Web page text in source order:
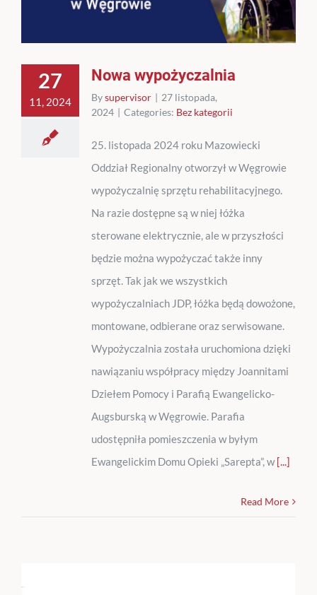
27
11, 2024
Nowa wypożyczalnia
Bysupervisor | 27 listopada,
2024 | Categories: Bez kategorii
25. listopada 2024 roku Mazowiecki
Oddział Regionalny otworzył w Węgrowie
wypożyczalnię sprzętu rehabilitacyjnego.
Na razie dostępne są w niej łóżka
sterowane elektrycznie, ale w przyszłości
będzie można wypożyczać także inny
sprzęt. Tak jak we wszystkich
wypożyczalniach JDP, łóżka będą dowożone,
montowane, odbierane oraz serwisowane.
Wypożyczalnia została uruchomiona dzięki
nawiązaniu współpracy między Joannitami
Dziełem Pomocy i Parafią Ewangelicko-
Augsburską w Węgrowie. Parafia
udostępniła pomieszczenia w byłym
Ewangelickim Domu Opieki „Sarepta”, w[...]
Read More